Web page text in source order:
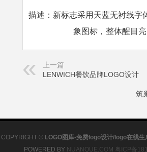
描述 ： 新标志采用天蓝无衬线字
象图标，整体醒目
上一篇
LENWICH餐饮品牌LOGO设计
筑
COPYRIGHT © LOGO图库-免费logo设计/logo在线
POWERED BY NUANQUE.COM 粤ICP备